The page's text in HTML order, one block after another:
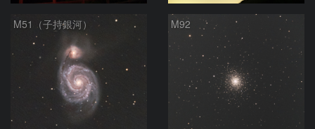
M51（子持銀河） M92